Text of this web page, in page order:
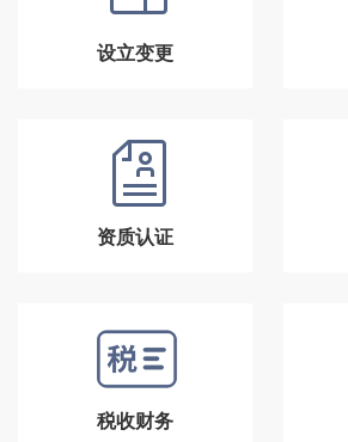
设立变更
资质认证
税收财务